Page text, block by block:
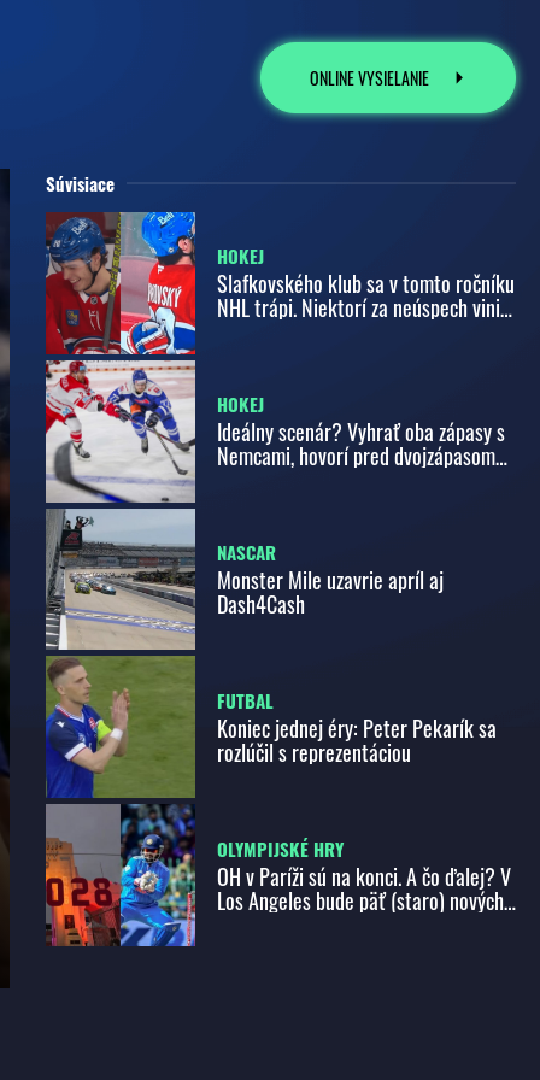
ONLINE VYSIELANIE
Súvisiace
HOKEJ
Slafkovského klub sa v tomto ročníku
NHL trápi. Niektorí za neúspech vinia
HOKEJ
Ideálny scenár? Vyhrať oba zápasy s
Nemcami, hovorí pred dvojzápasom
NASCAR
Monster Mile uzavrie apríl aj
Dash4Cash
FUTBAL
Koniec jednej éry: Peter Pekarík sa
rozlúčil s reprezentáciou
OLYMPIJSKÉ HRY
OH v Paríži sú na konci. A čo ďalej? V
Los Angeles bude päť (staro) nových